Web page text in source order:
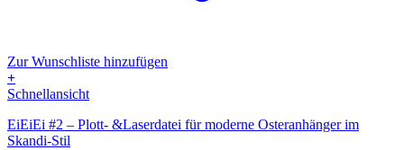
Zur Wunschliste hinzufügen
+
Dieses
weist
mehrere
Schnellansicht
EiEiEi #2 – Plott- &Laserdatei für moderne Osteranhänger im
Skandi-Stil